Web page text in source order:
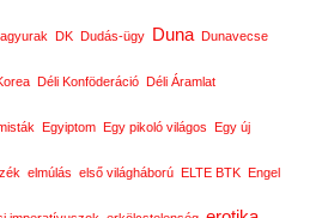
DK Dudás-ügy Duna Dunavecse
Déli Konföderáció Déli Áramlat
Egyiptom Egy pikoló világos Egy új
elmúlás első világháború ELTE BTK Engel